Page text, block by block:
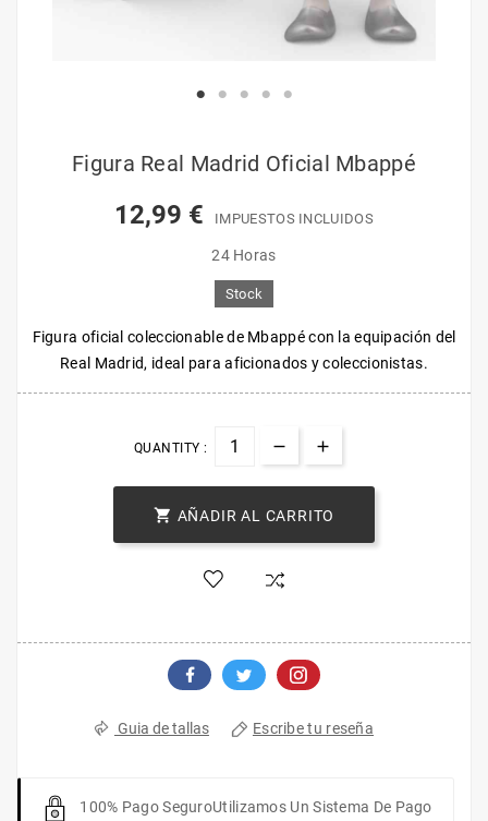
Figura Real Madrid Oficial Mbappé
12,99 € IMPUESTOS INCLUIDOS
24 Horas
Stock
Figura oficial coleccionable de Mbappé con la equipación del
Real Madrid, ideal para aficionados y coleccionistas.
QUANTITY :
 AÑADIR AL CARRITO
Guia de tallas Escribe tu reseña
100% Pago SeguroUtilizamos Un Sistema De Pago